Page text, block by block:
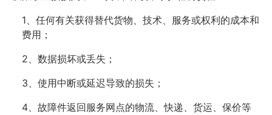
1、任何有关获得替代货物、技术、服务或权利的成本和
费用；
2、数据损坏或丢失；
3、使用中断或延迟导致的损失；
4、故障件返回服务网点的物流、快递、货运、保价等